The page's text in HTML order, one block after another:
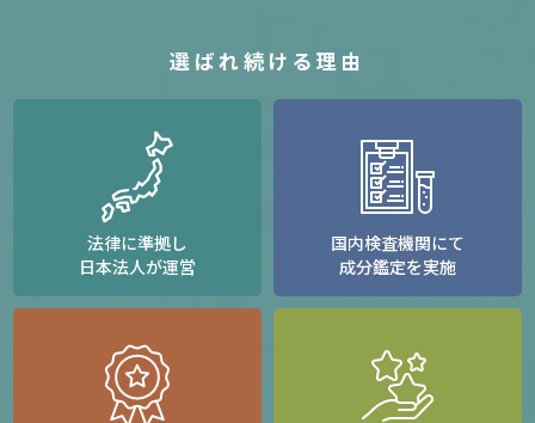
選ばれ続ける理由
法律に準拠し
日本法人が運営
国内検査機関にて
成分鑑定を実施